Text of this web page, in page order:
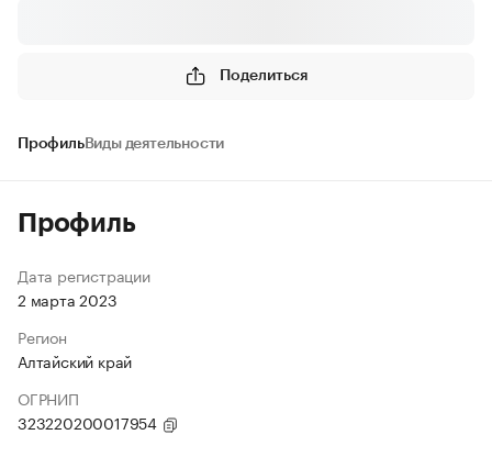
Поделиться
ПрофильВиды деятельности
Профиль
Дата регистрации
2 марта 2023
Регион
Алтайский край
ОГРНИП
323220200017954